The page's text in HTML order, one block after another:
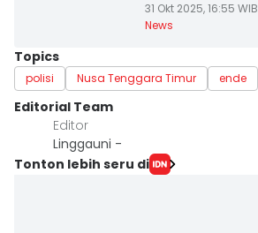
31 Okt 2025, 16:55 WIB
News
Topics
polisi Nusa Tenggara Timur ende
Editorial Team
Editor
Linggauni -
Tonton lebih seru di